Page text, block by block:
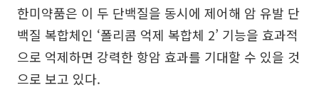
한미약품은 이 두 단백질을 동시에 제어해 암 유발 단
백질 복합체인 ‘폴리콤 억제 복합체 2’ 기능을 효과적
으로 억제하면 강력한 항암 효과를 기대할 수 있을 것
으로 보고 있다.